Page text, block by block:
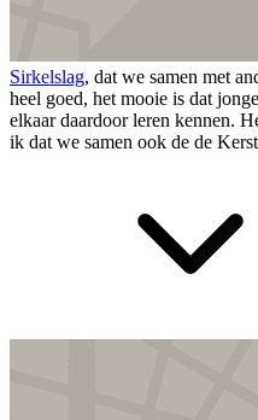
Sirkelslag, dat we samen met
heel goed, het mooie is dat
elkaar daardoor leren kennen.
ik dat we samen ook de de